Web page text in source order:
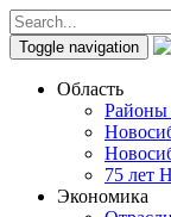
Toggle navigation
Область
Районы
75 лет
Экономика